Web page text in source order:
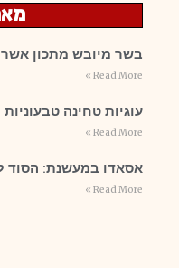
בשר מיובש מתכון אשר
Read More »
עוגיות טחינה טבעוניות ללא
Read More »
אסאדו במעשנת: הסוד
Read More »